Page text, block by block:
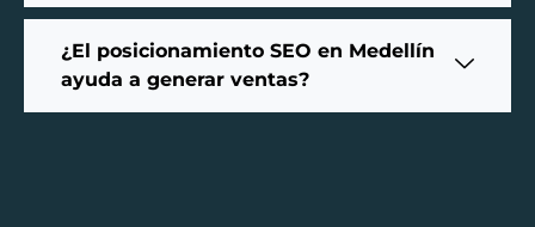
¿El posicionamiento SEO en Medellín
ayuda a generar ventas?